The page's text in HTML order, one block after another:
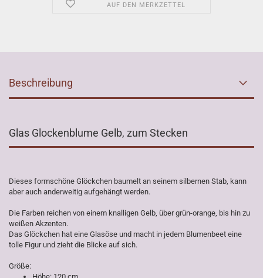
AUF DEN MERKZETTEL
Beschreibung
Glas Glockenblume Gelb, zum Stecken
Dieses formschöne Glöckchen baumelt an seinem silbernen Stab, kann
aber auch anderweitig aufgehängt werden.
Die Farben reichen von einem knalligen Gelb, über grün-orange, bis hin zu
weißen Akzenten.
Das Glöckchen hat eine Glasöse und macht in jedem Blumenbeet eine
tolle Figur und zieht die Blicke auf sich.
Größe: